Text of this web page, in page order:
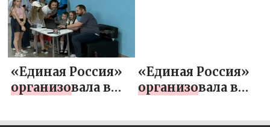
«Единая Россия»
организовала в
квест-турнир
«Единая Россия»
организовала в
для женщин из